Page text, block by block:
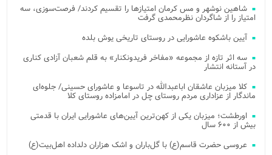
شاهین نوشهر و مس کرمان امتیازها را تقسیم کردند/ فرصت‌سوزی، سه
امتیاز را از شاگردان نظرمحمدی گرفت
آیین باشکوه عاشورایی در روستای تاریخی یوش بلده
سه اثر تازه از مجموعه «مفاخر فریدونکنار» به قلم شعبان آزادی کناری
در آستانه انتشار
کلا میزبان عاشقان اباعبدالله در تاسوعا و عاشورای حسینی/ جلوه‌ای
ماندگار از عزاداری مردم روستای چل در امامزاده روستای کلا
اورطشت؛ میزبان یکی از کهن‌ترین آیین‌های عاشورایی ایران با قدمتی
بیش از ۶۰۰ سال
عروسی حضرت قاسم(ع) با گل‌باران و اشک هزاران دلداده اهل‌بیت(ع)